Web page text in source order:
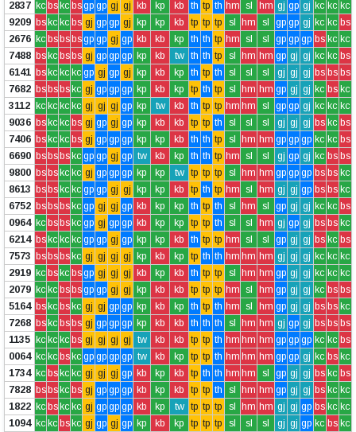
2837 kc bskc bsgp gp gj gj kb kp kb th tp th hm sl hm gj gp gj kc kc kc
9209 bskc kc bs gj gp gp gj kp kp kb tp tp tp sl hm sl gp gp gj kc kc bs
2676 kc bsbsbsgp gp gj gp kb kb kp th th tp hm sl sl gp gp gp bs kc kc
7488 bskc bsbs gj gp gp gp kp kb tw th th tp sl hm hm gp gj gj kc kc bs
6141 bskc kc kc gp gj gp gj kp kb kp th tp th sl sl sl gj gj gj bs bs bs
7682 bsbsbskc gj gp gp gp kp kb kp tp th tp sl hm hm gp gj gj kc bs kc
3112 kc kc kc kc gj gj gj gp kp tw kb th tp tp hm hm sl gp gp gj kc kc kc
9036 bskc kc bs gj gp gj gp kp kb kb tp tp th sl sl sl gj gj gj bs kc bs
7406 bskc kc bs gj gp gp gp kp kp kb th th tp sl hm hm gp gp gp kc kc bs
6690 bsbsbskc gp gp gj gp tw kb kp th th tp hm sl sl gj gp gj kc bs bs
9800 bsbskc kc gj gp gp gp kp kp tw tp tp tp sl hm hm gp gp gp bs bs kc
8613 bsbskc kc gp gp gj gj kp kp kb tp th tp hm sl hm gj gj gp bs bs kc
6752 bsbsbskc gp gj gj gp kb kp kp th tp th sl hm sl gp gj gj kc kc bs
0964 kc bsbskc gp gj gp gp kb kp kp tp tp th sl sl hm gj gp gj bs bs kc
6214 bskc kc kc gp gp gj gp kp kp kb th tp tp hm sl sl gp gj gj bs kc bs
7573 bsbsbskc gj gj gj gj kp kb kp tp th th hm hm hm gj gj gj kc kc kc
2919 kc bskc bsgp gj gj gj kb kp kb th tp tp sl hm hm gp gj gj kc kc kc
2079 kc kc bsbsgp gp gj gj kp kb kb tp tp tp hm sl hm gp gj gj kc bs bs
5164 bskc bskc gj gj gp gp kp kb kp th tp th hm sl hm gp gj gj bs bs kc
7268 bskc bsbs gj gp gp gp kp kb kb th th th sl hm hm gj gp gj bs bs bs
1135 kc kc kc bs gj gj gj gj tw kb kb tp tp th hm hm hm gp gp gp kc kc bs
0064 kc kc bskc gp gp gp gp tw kb kp tp tp th hm hm hm gp gp gj kc bs kc
1734 kc bskc kc gj gj gj gp kb kp kb tp th th hm hm sl gp gj gj bs kc bs
7828 bsbskc bs gj gp gp gp kb kp kb tp tp th sl hm hm gp gj gj bs kc kc
1822 kc bskc kc gj gp gp gp kb kp tw tp tp tp sl hm hm gj gj gp bs kc kc
1094 kc kc bskc gj gp gj gp kp kb kp tp tp tp sl sl sl gj gj gp kc bs kc